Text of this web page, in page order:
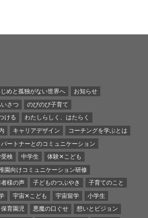
めと孤独がない世界へ
お知らせ
さつ
のびのび子育て
ける
わたしらしく、はたらく
キャリアデザイン
コーチングを学ぶとは
パートナーとのコミュニケーション
検 中学生
体験✕こども
園向けコミュニケーション研修
様の声 子どものつぶやき
子育てのこと
宇宙✕こども 宇宙留学
小学生
育園児 悪魔の口ぐせ
想いとビジョン